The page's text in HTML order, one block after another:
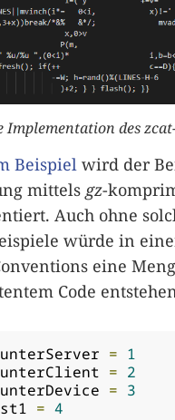
Implementation des
Beispiel wird der
mittels gz-
Auch ohne
würde in
eine
Code
= 1
= 2
= 3
= 4